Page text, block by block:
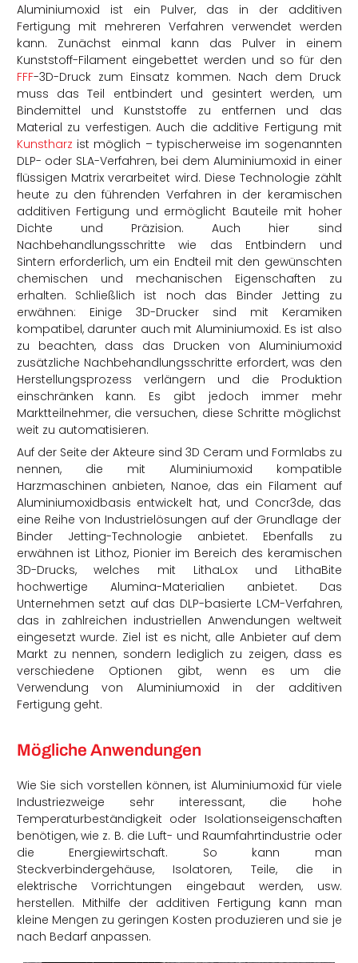
Aluminiumoxid ist ein Pulver, das in der additiven
Fertigung mit mehreren Verfahren verwendet werden
kann. Zunächst einmal kann das Pulver in einem
Kunststoff-Filament eingebettet werden und so für den
FFF-3D-Druck zum Einsatz kommen. Nach dem Druck
muss das Teil entbindert und gesintert werden, um
Bindemittel und Kunststoffe zu entfernen und das
Material zu verfestigen. Auch die additive Fertigung mit
Kunstharz ist möglich – typischerweise im sogenannten
DLP- oder SLA-Verfahren, bei dem Aluminiumoxid in einer
flüssigen Matrix verarbeitet wird. Diese Technologie zählt
heute zu den führenden Verfahren in der keramischen
additiven Fertigung und ermöglicht Bauteile mit hoher
Dichte und Präzision. Auch hier sind
Nachbehandlungsschritte wie das Entbindern und
Sintern erforderlich, um ein Endteil mit den gewünschten
chemischen und mechanischen Eigenschaften zu
erhalten. Schließlich ist noch das Binder Jetting zu
erwähnen: Einige 3D-Drucker sind mit Keramiken
kompatibel, darunter auch mit Aluminiumoxid. Es ist also
zu beachten, dass das Drucken von Aluminiumoxid
zusätzliche Nachbehandlungsschritte erfordert, was den
Herstellungsprozess verlängern und die Produktion
einschränken kann. Es gibt jedoch immer mehr
Marktteilnehmer, die versuchen, diese Schritte möglichst
weit zu automatisieren.
Auf der Seite der Akteure sind 3D Ceram und Formlabs zu
nennen, die mit Aluminiumoxid kompatible
Harzmaschinen anbieten, Nanoe, das ein Filament auf
Aluminiumoxidbasis entwickelt hat, und Concr3de, das
eine Reihe von Industrielösungen auf der Grundlage der
Binder Jetting-Technologie anbietet. Ebenfalls zu
erwähnen ist Lithoz, Pionier im Bereich des keramischen
3D-Drucks, welches mit LithaLox und LithaBite
hochwertige Alumina-Materialien anbietet. Das
Unternehmen setzt auf das DLP-basierte LCM-Verfahren,
das in zahlreichen industriellen Anwendungen weltweit
eingesetzt wurde. Ziel ist es nicht, alle Anbieter auf dem
Markt zu nennen, sondern lediglich zu zeigen, dass es
verschiedene Optionen gibt, wenn es um die
Verwendung von Aluminiumoxid in der additiven
Fertigung geht.
Mögliche Anwendungen
Wie Sie sich vorstellen können, ist Aluminiumoxid für viele
Industriezweige sehr interessant, die hohe
Temperaturbeständigkeit oder Isolationseigenschaften
benötigen, wie z. B. die Luft- und Raumfahrtindustrie oder
die Energiewirtschaft. So kann man
Steckverbindergehäuse, Isolatoren, Teile, die in
elektrische Vorrichtungen eingebaut werden, usw.
herstellen. Mithilfe der additiven Fertigung kann man
kleine Mengen zu geringen Kosten produzieren und sie je
nach Bedarf anpassen.